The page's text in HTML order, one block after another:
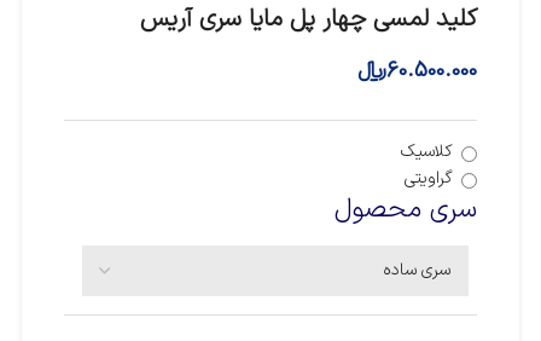
کلید لمسی چهار پل مایا سری آریس
60.500.000﷼
کلاسیک
گراویتی
سری محصول